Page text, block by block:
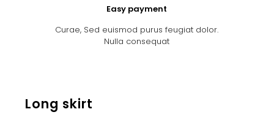
Easy payment
Curae, Sed euismod purus feugiat dolor.
Nulla consequat
Long skirt